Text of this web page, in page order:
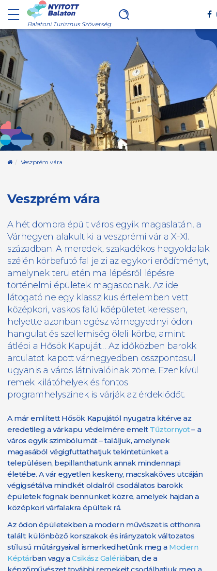
Balatoni Turizmus Szövetség
Kezdőoldal
Veszprém vára
Veszprém vára
A hét dombra épült város egyik magaslatán, a
Várhegyen alakult ki a veszprémi vár a X-XI.
században. A meredek, szakadékos hegyoldalak
szélén körbefutó fal jelzi az egykori erődítményt,
amelynek területén ma lépésről lépésre
történelmi épületek magasodnak. Az ide
látogató ne egy klasszikus értelemben vett
középkori, vaskos falú kőépületet keressen,
helyette azonban egész várnegyednyi ódon
hangulat és szellemiség öleli körbe, amint
átlépi a Hősök Kapuját… Az időközben barokk
arculatot kapott várnegyedben összpontosul
ugyanis a város látnivalóinak zöme. Ezenkívül
remek kilátóhelyek és fontos
programhelyszínek is várják az érdeklődőt.
A már említett Hősök Kapujától nyugatra kitérve az
eredetileg a várkapu védelmére emelt Tűztornyot– a
város egyik szimbólumát – találjuk, amelynek
magasából végigfuttathatjuk tekintetünket a
településen, bepillanthatunk annak mindennapi
életébe. A vár egyetlen keskeny, macskaköves utcáján
végigsétálva mindkét oldalról csodálatos barokk
épületek fognak bennünket közre, amelyek hajdan a
középkori várfalakra épültek rá.
Az ódon épületekben a modern művészet is otthonra
talált: különböző korszakok és irányzatok változatos
stílusú műtárgyaival ismerkedhetünk meg a Modern
Képtárban vagy aCsikász Galériában, de a